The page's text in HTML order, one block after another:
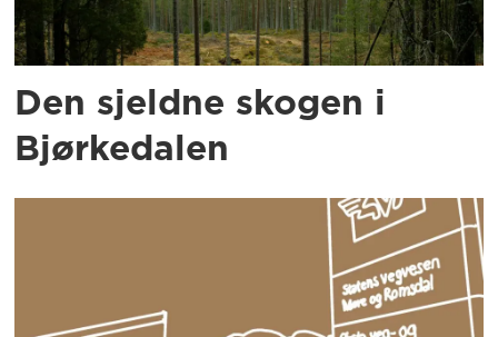
Den sjeldne skogen i
Bjørkedalen